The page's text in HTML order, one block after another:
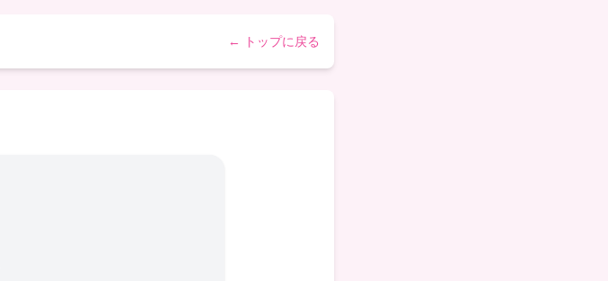
← トップに戻る